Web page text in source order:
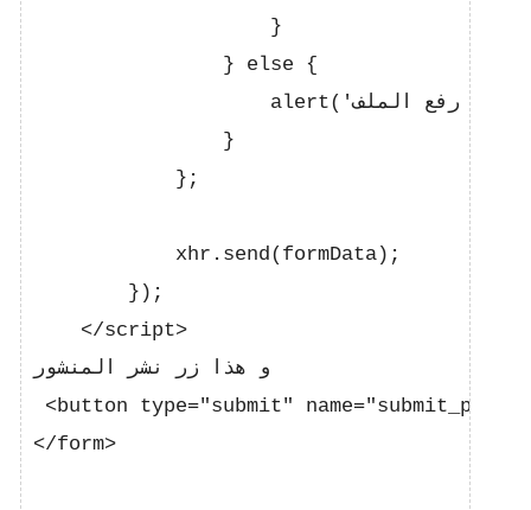
}
} else {
alert('حدث خطأ أثناء محاولة رفع الملف.');
}
};
xhr.send(formData);
});
</script>
و هذا زر نشر المنشور
<button type="submit" name="submit_post">نشر المنشور</button>
</form>